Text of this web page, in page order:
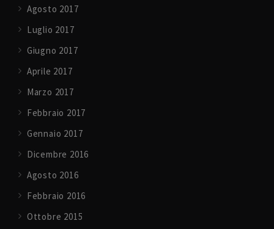
Agosto 2017
Luglio 2017
Giugno 2017
Aprile 2017
Marzo 2017
Febbraio 2017
Gennaio 2017
Dicembre 2016
Agosto 2016
Febbraio 2016
Ottobre 2015